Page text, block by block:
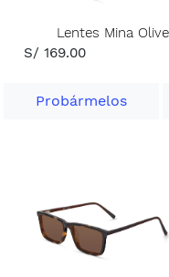
Lentes Mina Olive
S/ 169.00
Probármelos